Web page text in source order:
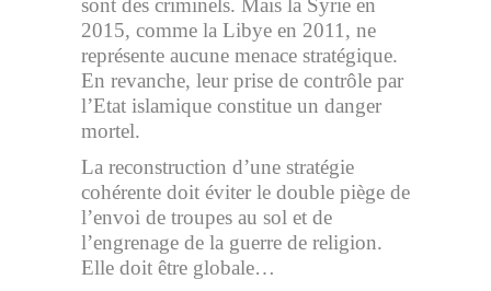
sont des criminels. Mais la Syrie en
2015, comme la Libye en 2011, ne
représente aucune menace stratégique.
En revanche, leur prise de contrôle par
l’Etat islamique constitue un danger
mortel.
La reconstruction d’une stratégie
cohérente doit éviter le double piège de
l’envoi de troupes au sol et de
l’engrenage de la guerre de religion.
Elle doit être globale…